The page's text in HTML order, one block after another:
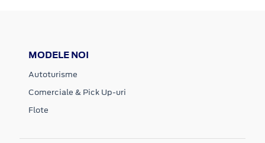
MODELE NOI
Autoturisme
Comerciale & Pick Up-uri
Flote